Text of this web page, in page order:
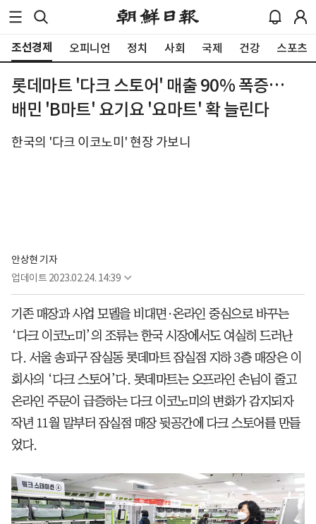
조선경제 오피니언 정치 사회 국제 건강 스포츠
롯데마트 '다크 스토어' 매출 90% 폭증…
배민 'B마트' 요기요 '요마트' 확 늘린다
한국의 '다크 이코노미' 현장 가보니
안상현 기자
업데이트 2023.02.24. 14:39
기존 매장과 사업 모델을 비대면·온라인 중심으로 바꾸는
‘다크 이코노미’의 조류는 한국 시장에서도 여실히 드러난
다. 서울 송파구 잠실동 롯데마트 잠실점 지하 3층 매장은 이
회사의 ‘다크 스토어’다. 롯데마트는 오프라인 손님이 줄고
온라인 주문이 급증하는 다크 이코노미의 변화가 감지되자
작년 11월 말부터 잠실점 매장 뒷공간에 다크 스토어를 만들
었다.